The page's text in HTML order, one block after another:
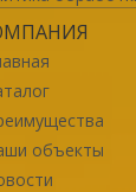
объекты